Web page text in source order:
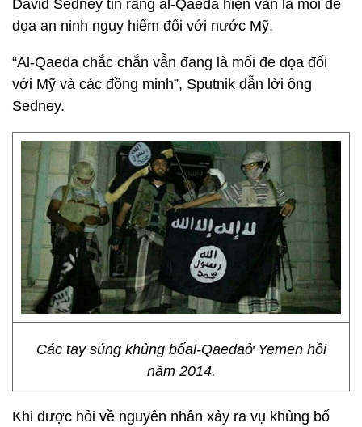
David Sedney tin rằng al-Qaeda hiện vẫn là mối đe
dọa an ninh nguy hiểm đối với nước Mỹ.
“Al-Qaeda chắc chắn vẫn đang là mối đe dọa đối
với Mỹ và các đồng minh”, Sputnik dẫn lời ông
Sedney.
Các tay súng khủng bốal-Qaedaở Yemen hồi
năm 2014.
Khi được hỏi về nguyên nhân xảy ra vụ khủng bố